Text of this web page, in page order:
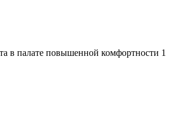
в палате повышенной комфортности 1